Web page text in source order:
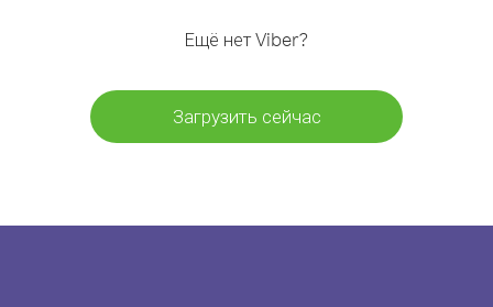
Ещё нет Viber?
Загрузить сейчас